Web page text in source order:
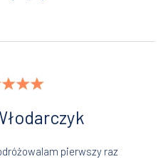
pierwszy raz